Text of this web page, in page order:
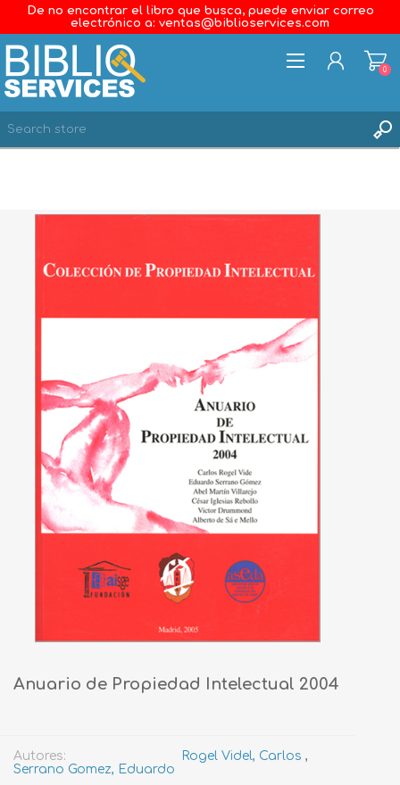
De no encontrar el libro que busca, puede enviar correo
electrónico a: ventas@biblioservices.com
WISHLIST
0
0
Anuario de Propiedad Intelectual 2004
Autores: Rogel Videl, Carlos ,
Serrano Gomez, Eduardo